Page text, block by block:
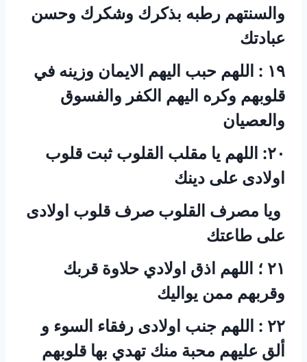
والسنتهم رطبه بذكرك وشكرك وحسن
عبادتك
‏١٩ : اللهم حبب اليهم الايمان وزينه في
قلوبهم وكره اليهم الكفر والفسوق
والعصيان
‏٢٠: اللهم يا مقلب القلوب ثبت قلوب
اولادى على دينك
‏ ويا مصرف القلوب صرف قلوب اولادى
على طاعتك
‏٢١ ؛ اللهم اذق اولادي حلاوة قربك
وقربهم ممن يواليك
‏٢٢ : اللهم جنب اولادى رفقاء السوء و
ألق عليهم محبة منك تهدي بها قلوبهم